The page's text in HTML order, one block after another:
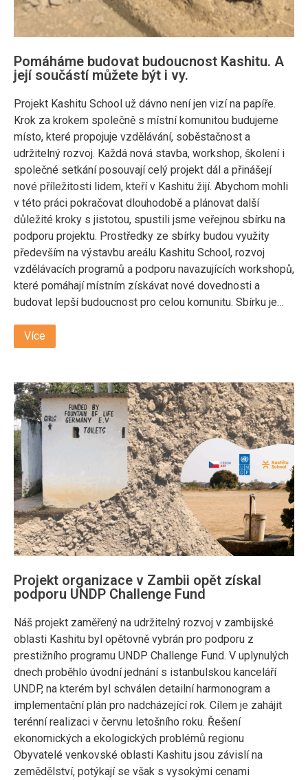
Pomáháme budovat budoucnost Kashitu. A
její součástí můžete být i vy.
Projekt Kashitu School už dávno není jen vizí na papíře.
Krok za krokem společně s místní komunitou budujeme
místo, které propojuje vzdělávání, soběstačnost a
udržitelný rozvoj. Každá nová stavba, workshop, školení i
společné setkání posouvají celý projekt dál a přinášejí
nové příležitosti lidem, kteří v Kashitu žijí. Abychom mohli
v této práci pokračovat dlouhodobě a plánovat další
důležité kroky s jistotou, spustili jsme veřejnou sbírku na
podporu projektu. Prostředky ze sbírky budou využity
především na výstavbu areálu Kashitu School, rozvoj
vzdělávacích programů a podporu navazujících workshopů,
které pomáhají místním získávat nové dovednosti a
budovat lepší budoucnost pro celou komunitu. Sbírku je…
Více
Projekt organizace v Zambii opět získal
podporu UNDP Challenge Fund
Náš projekt zaměřený na udržitelný rozvoj v zambijské
oblasti Kashitu byl opětovně vybrán pro podporu z
prestižního programu UNDP Challenge Fund. V uplynulých
dnech proběhlo úvodní jednání s istanbulskou kanceláří
UNDP, na kterém byl schválen detailní harmonogram a
implementační plán pro nadcházející rok. Cílem je zahájit
terénní realizaci v červnu letošního roku. Řešení
ekonomických a ekologických problémů regionu
Obyvatelé venkovské oblasti Kashitu jsou závislí na
zemědělství, potýkají se však s vysokými cenami